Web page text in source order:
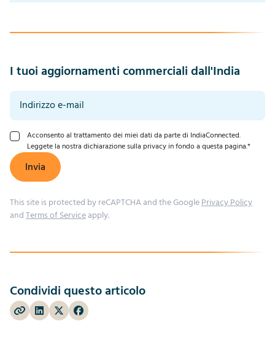
I tuoi aggiornamenti commerciali dall'India
Acconsento al trattamento dei miei dati da parte di IndiaConnected.
Leggete la nostra dichiarazione sulla privacy in fondo a questa pagina.*
Invia
This site is protected by reCAPTCHA and the GooglePrivacy Policy
andTerms of Serviceapply.
Condividi questo articolo